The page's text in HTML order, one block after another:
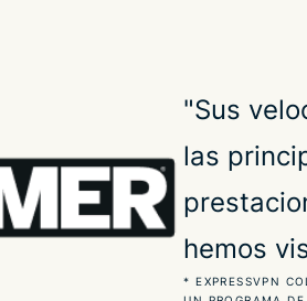
"Sus
las
hemos
* EXPRESSVPN